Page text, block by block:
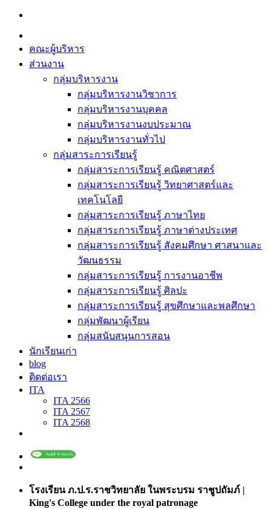
Skip
content
คณะผู้บริหาร
ส่วนงาน
กลุ่มบริหารงาน
กลุ่มบริหารงานวิชาการ
กลุ่มบริหารงานบุคคล
กลุ่มบริหารงานงบประมาณ
กลุ่มบริหารงานทั่วไป
กลุ่มสาระการเรียนรู้
กลุ่มสาระการเรียนรู้ คณิตศาสตร์
กลุ่มสาระการเรียนรู้ วิทยาศาสตร์และ
เทคโนโลยี
กลุ่มสาระการเรียนรู้ ภาษาไทย
กลุ่มสาระการเรียนรู้ ภาษาต่างประเทศ
กลุ่มสาระการเรียนรู้ สังคมศึกษา ศาสนาและ
วัฒนธรรม
กลุ่มสาระการเรียนรู้ การงานอาชีพ
กลุ่มสาระการเรียนรู้ ศิลปะ
กลุ่มสาระการเรียนรู้ สุขศึกษาและพลศึกษา
กลุ่มพัฒนาผู้เรียน
กลุ่มสนับสนุนการสอน
นักเรียนเก่า
blog
ติดต่อเรา
ITA
ITA 2566
ITA 2567
ITA 2568
โรงเรียน ภ.ป.ร.ราชวิทยาลัย ในพระบรม ราชูปถัมภ์ |
King's College under the royal patronage